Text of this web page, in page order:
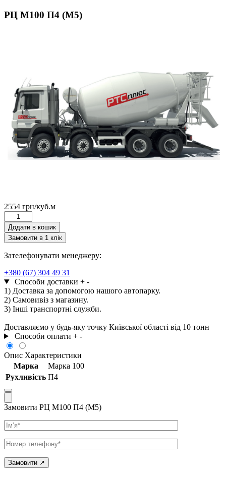
РЦ М100 П4 (М5)
2554 грн/куб.м
М100
П4
(М5)
кількість
Додати в кошик
Замовити в 1 клік
Зателефонувати менеджеру:
+380 (67) 304 49 31
Способи доставки + -
1) Доставка за допомогою нашого автопарку.
2) Самовивіз з магазину.
3) Інші транспортні служби.
Доставляємо у будь-яку точку Київської області від 10 тонн
Способи оплати + -
Опис Характеристики
Марка
Марка 100
Рухливість П4
Замовити РЦ М100 П4 (М5)
Ім’я
Телефон